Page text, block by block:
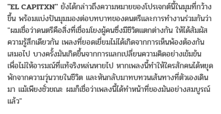
"EL CAPITXN" ยังได้กล่าวถึงความหมายของโปรเจกต์นี้ในมุมที่กว้าง
ขึ้น พร้อมแบ่งปันมุมมองต่อบทบาทของดนตรีและการทำงานร่วมกันว่า
"ผมเชื่อว่าดนตรีคือสิ่งที่เชื่อมโยงผู้คนซึ่งมีชีวิตแตกต่างกัน ให้ได้สัมผัส
ความรู้สึกเดียวกัน เพลงที่ยอดเยี่ยมไม่ได้เกิดจากการเห็นพ้องต้องกัน
เสมอไป บางครั้งมันเกิดขึ้นจากการแลกเปลี่ยนความคิดอย่างเข้มข้น
เพื่อไม่ให้อารมณ์ที่แท้จริงหล่นหายไป หากเพลงนี้ทำให้ใครสักคนได้หยุด
พักจากความวุ่นวายในชีวิต และหันกลับมาทบทวนเส้นทางที่ตัวเองเดิน
มา แม้เพียงชั่วขณะ ผมก็เชื่อว่าเพลงนี้ได้ทำหน้าที่ของมันอย่างสมบูรณ์
แล้ว"